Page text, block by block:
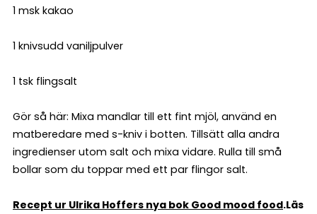
1 msk kakao
1 knivsudd vaniljpulver
1 tsk flingsalt
Gör så här: Mixa mandlar till ett fint mjöl, använd en
matberedare med s-kniv i botten. Tillsätt alla andra
ingredienser utom salt och mixa vidare. Rulla till små
bollar som du toppar med ett par flingor salt.
Recept ur Ulrika Hoffers nya bok Good mood food.Läs